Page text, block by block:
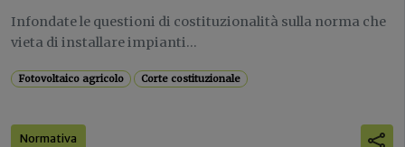
Infondate le questioni di costituzionalità sulla norma che
vieta di installare impianti...
Fotovoltaico agricolo Corte costituzionale
Normativa